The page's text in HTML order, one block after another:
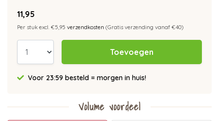
11,95
Per stuk excl. €5,95 verzendkosten (Gratis verzending vanaf €40)
Toevoegen
Voor 23:59 besteld = morgen in huis!
Volume voordeel